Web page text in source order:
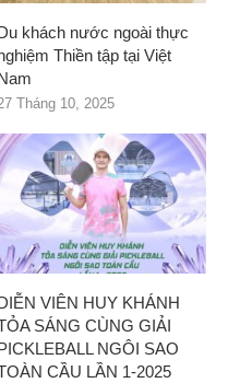
khách nước ngoài thực
Thiền tập tại Việt
Tháng 10, 2025
VIÊN HUY KHÁNH
SÁNG CÙNG GIẢI
NGÔI SAO
CẦU LẦN 1-2025